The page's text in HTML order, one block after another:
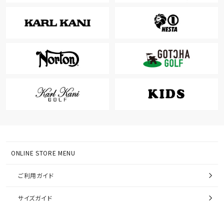
ONLINE STORE MENU
ご利用ガイド
サイズガイド